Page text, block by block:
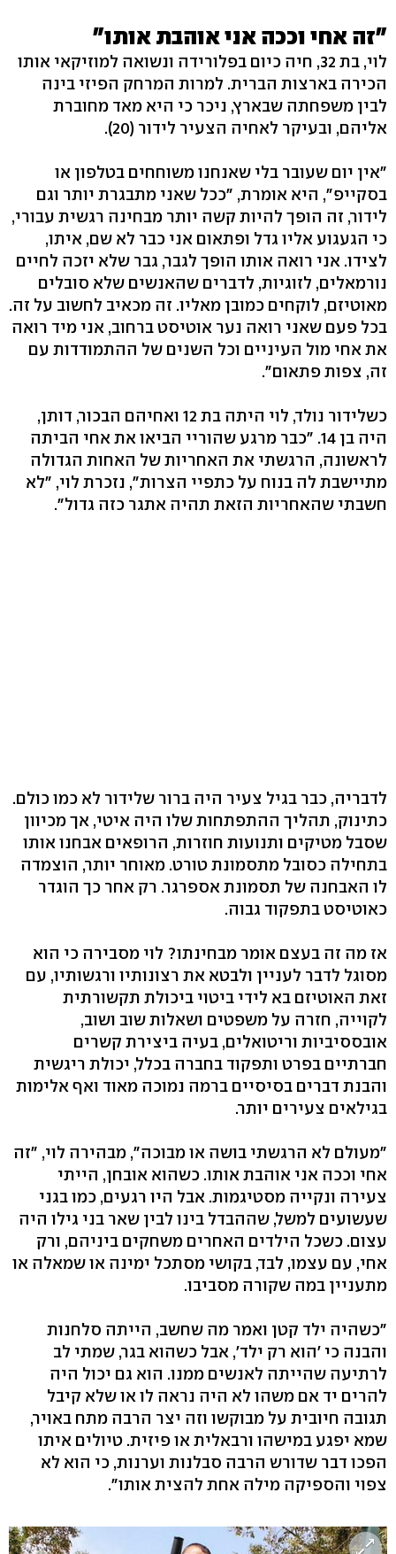
"זה אחי וככה אני אוהבת אותו"
לוי, בת 32, חיה כיום בפלורידה ונשואה למוזיקאי אותו
הכירה בארצות הברית. למרות המרחק הפיזי בינה
לבין משפחתה שבארץ, ניכר כי היא מאד מחוברת
אליהם, ובעיקר לאחיה הצעיר לידור (20).
"אין יום שעובר בלי שאנחנו משוחחים בטלפון או
בסקייפ", היא אומרת, "ככל שאני מתבגרת יותר וגם
לידור, זה הופך להיות קשה יותר מבחינה רגשית עבורי,
כי הגעגוע אליו גדל ופתאום אני כבר לא שם, איתו,
לצידו. אני רואה אותו הופך לגבר, גבר שלא יזכה לחיים
נורמאלים, לזוגיות, לדברים שהאנשים שלא סובלים
מאוטיזם, לוקחים כמובן מאליו. זה מכאיב לחשוב על זה.
בכל פעם שאני רואה נער אוטיסט ברחוב, אני מיד רואה
את אחי מול העיניים וכל השנים של ההתמודדות עם
זה, צפות פתאום".
כשלידור נולד, לוי היתה בת 12 ואחיהם הבכור, דותן,
היה בן 14. "כבר מרגע שהוריי הביאו את אחי הביתה
לראשונה, הרגשתי את האחריות של האחות הגדולה
מתיישבת לה בנוח על כתפיי הצרות", נזכרת לוי, "לא
חשבתי שהאחריות הזאת תהיה אתגר כזה גדול".
לדבריה, כבר בגיל צעיר היה ברור שלידור לא כמו כולם.
כתינוק, תהליך ההתפתחות שלו היה איטי, אך מכיוון
שסבל מטיקים ותנועות חוזרות, הרופאים אבחנו אותו
בתחילה כסובל מתסמונת טורט. מאוחר יותר, הוצמדה
לו האבחנה של תסמונת אספרגר. רק אחר כך הוגדר
כאוטיסט בתפקוד גבוה.
אז מה זה בעצם אומר מבחינתו? לוי מסבירה כי הוא
מסוגל לדבר לעניין ולבטא את רצונותיו ורגשותיו, עם
זאת האוטיזם בא לידי ביטוי ביכולת תקשורתית
לקוייה, חזרה על משפטים ושאלות שוב ושוב,
אובססיביות וריטואלים, בעיה ביצירת קשרים
חברתיים בפרט ותפקוד בחברה בכלל, יכולת ריגשית
והבנת דברים בסיסיים ברמה נמוכה מאוד ואף אלימות
בגילאים צעירים יותר.
"מעולם לא הרגשתי בושה או מבוכה", מבהירה לוי, "זה
אחי וככה אני אוהבת אותו. כשהוא אובחן, הייתי
צעירה ונקייה מסטיגמות. אבל היו רגעים, כמו בגני
שעשועים למשל, שההבדל בינו לבין שאר בני גילו היה
עצום. כשכל הילדים האחרים משחקים ביניהם, ורק
אחי, עם עצמו, לבד, בקושי מסתכל ימינה או שמאלה או
מתעניין במה שקורה מסביבו.
"כשהיה ילד קטן ואמר מה שחשב, הייתה סלחנות
והבנה כי 'הוא רק ילד', אבל כשהוא בגר, שמתי לב
לרתיעה שהייתה לאנשים ממנו. הוא גם יכול היה
להרים יד אם משהו לא היה נראה לו או שלא קיבל
תגובה חיובית על מבוקשו וזה יצר הרבה מתח באויר,
שמא יפגע במישהו ורבאלית או פיזית. טיולים איתו
הפכו דבר שדורש הרבה סבלנות וערנות, כי הוא לא
צפוי והספיקה מילה אחת להצית אותו".